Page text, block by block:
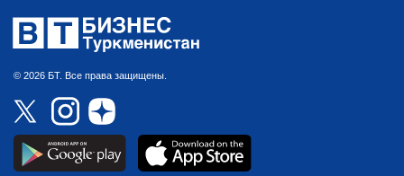
© 2026 БТ. Все права защищены.